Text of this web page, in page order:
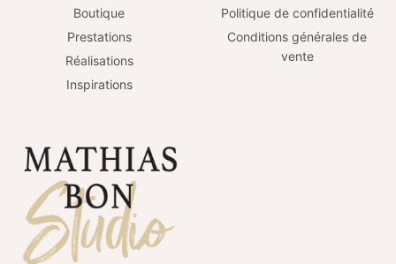
Boutique
Prestations
Réalisations
Inspirations
Politique de confidentialité
Conditions générales de
vente